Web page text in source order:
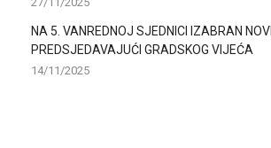
NA 5. VANREDNOJ SJEDNICI IZABRAN NOVI
PREDSJEDAVAJUĆI GRADSKOG VIJEĆA
14/11/2025